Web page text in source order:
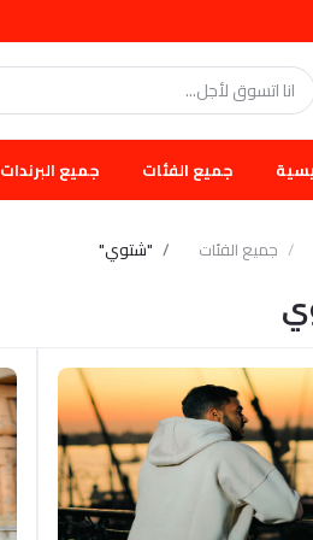
جميع الفئات جميع البرندات
جميع الفئات "شتوي"